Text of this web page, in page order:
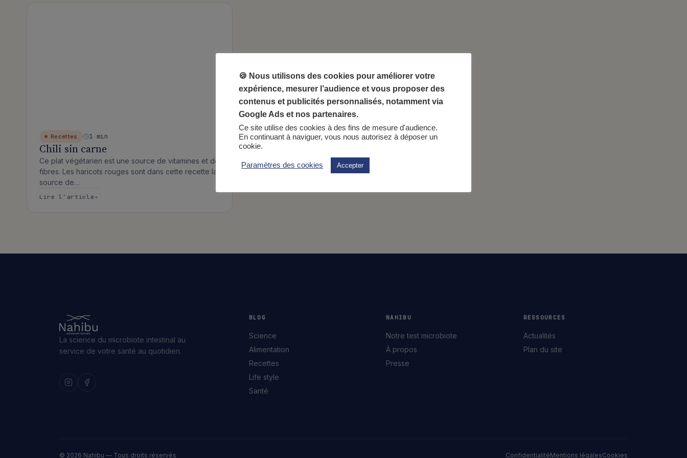
Recettes 1 min
Chili sin carne
Ce plat végétarien est une source de vitamines et de
fibres. Les haricots rouges sont dans cette recette la
source de…
Lire l’article: Chili sin carne
La science du microbiote intestinal au
service de votre santé au quotidien.
BLOG
Science
Alimentation
Recettes
Life style
Santé
NAHIBU
Notre test microbiote
À propos
Presse
RESSOURCES
Actualités
Plan du site
© 2026 Nahibu — Tous droits réservés ConfidentialitéMentions légalesCookies
🍪 Nous utilisons des cookies pour améliorer votre
expérience, mesurer l’audience et vous proposer des
contenus et publicités personnalisés, notamment via
Google Ads et nos partenaires.
Ce site utilise des cookies à des fins de mesure d'audience.
En continuant à naviguer, vous nous autorisez à déposer un
cookie.
Paramètres des cookies Accepter